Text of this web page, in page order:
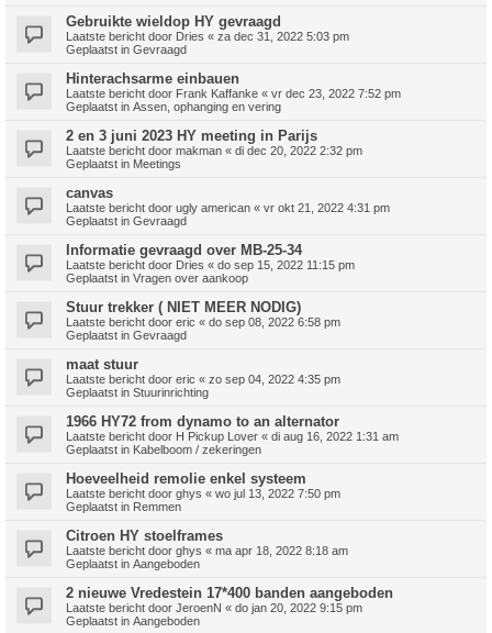
Gebruikte wieldop HY gevraagd
Laatste bericht door Dries « za dec 31, 2022 5:03 pm
Geplaatst in Gevraagd
Hinterachsarme einbauen
Laatste bericht door Frank Kaffanke « vr dec 23, 2022 7:52 pm
Geplaatst in Assen, ophanging en vering
2 en 3 juni 2023 HY meeting in Parijs
Laatste bericht door makman « di dec 20, 2022 2:32 pm
Geplaatst in Meetings
canvas
Laatste bericht door ugly american « vr okt 21, 2022 4:31 pm
Geplaatst in Gevraagd
Informatie gevraagd over MB-25-34
Laatste bericht door Dries « do sep 15, 2022 11:15 pm
Geplaatst in Vragen over aankoop
Stuur trekker ( NIET MEER NODIG)
Laatste bericht door eric « do sep 08, 2022 6:58 pm
Geplaatst in Gevraagd
maat stuur
Laatste bericht door eric « zo sep 04, 2022 4:35 pm
Geplaatst in Stuurinrichting
1966 HY72 from dynamo to an alternator
Laatste bericht door H Pickup Lover « di aug 16, 2022 1:31 am
Geplaatst in Kabelboom / zekeringen
Hoeveelheid remolie enkel systeem
Laatste bericht door ghys « wo jul 13, 2022 7:50 pm
Geplaatst in Remmen
Citroen HY stoelframes
Laatste bericht door ghys « ma apr 18, 2022 8:18 am
Geplaatst in Aangeboden
2 nieuwe Vredestein 17*400 banden aangeboden
Laatste bericht door JeroenN « do jan 20, 2022 9:15 pm
Geplaatst in Aangeboden